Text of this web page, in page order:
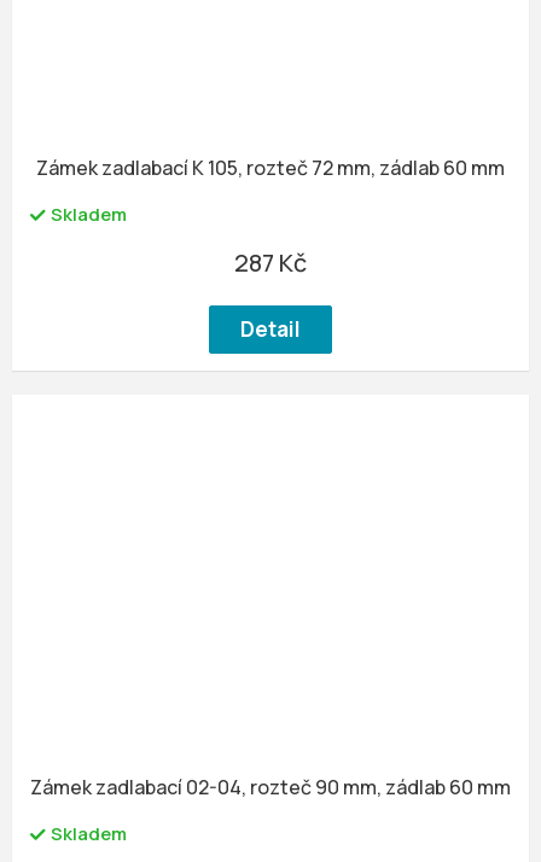
Zámek zadlabací K 105, rozteč 72 mm, zádlab 60 mm
Skladem
287 Kč
Detail
Zámek zadlabací 02-04, rozteč 90 mm, zádlab 60 mm
Skladem